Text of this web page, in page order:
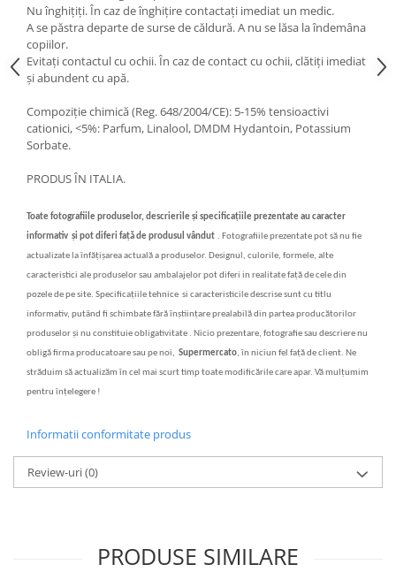
Nu înghițiți. În caz de înghițire contactați imediat un medic.
A se păstra departe de surse de căldură. A nu se lăsa la îndemâna
copiilor.
Evitați contactul cu ochii. În caz de contact cu ochii, clătiți imediat
și abundent cu apă.
Compoziție chimică (Reg. 648/2004/CE): 5-15% tensioactivi
cationici, <5%: Parfum, Linalool, DMDM Hydantoin, Potassium
Sorbate.
PRODUS ÎN ITALIA.
Toate fotografiile produselor, descrierileși specificațiileprezentate au caracter
informativ și pot diferi fațăde produsul vândut . Fotografiile prezentate pot sănu fie
actualizate la înfățișarea actual ăa produselor. Designul, culorile, formele, alte
caracteristici ale produselor sau ambalajelor pot diferi in realitate fațăde cele din
pozele de pe site. Specificațiile tehnice si caracteristicile descrise sunt cu titlu
informativ, putând fi schimbate fărăînștiințare prealabil ădin partea producătorilor
produselorși nu constituie obligativitate . Nicio prezentare, fotografie sau descriere nu
obligăfirma producatoare sau pe noi, Supermercato, în niciun fel fațăde client. Ne
străduim să actualizăm în cel mai scurt timp toate modificările care apar. Vă mulțumim
pentru înțelegere !
Informatii conformitate produs
Review-uri(0)
PRODUSE SIMILARE